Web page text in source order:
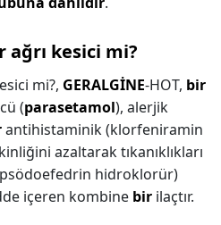
kesici mi?
mi?, GERALGİNE-HOT, bir
(parasetamol), alerjik
antihistaminik (klorfeniramin
azaltarak tıkanıklıkları
hidroklorür)
içeren kombine bir ilaçtır.